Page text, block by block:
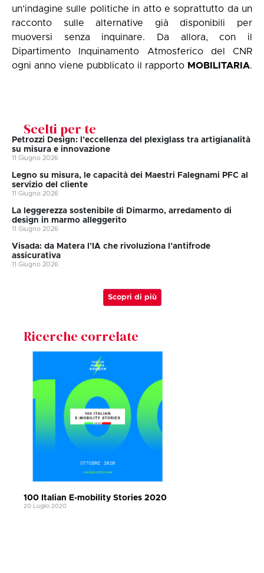
un’indagine sulle politiche in atto e soprattutto da un
racconto sulle alternative già disponibili per
muoversi senza inquinare. Da allora, con il
Dipartimento Inquinamento Atmosferico del CNR
ogni anno viene pubblicato il rapporto MOBILITARIA.
Scelti per te
Petrozzi Design: l’eccellenza del plexiglass tra artigianalità
su misura e innovazione
11 Giugno 2026
Legno su misura, le capacità dei Maestri Falegnami PFC al
servizio del cliente
11 Giugno 2026
La leggerezza sostenibile di Dimarmo, arredamento di
design in marmo alleggerito
11 Giugno 2026
Visada: da Matera l’IA che rivoluziona l’antifrode
assicurativa
11 Giugno 2026
Scopri di più
Ricerche correlate
100 Italian E-mobility Stories 2020
20 Luglio 2020